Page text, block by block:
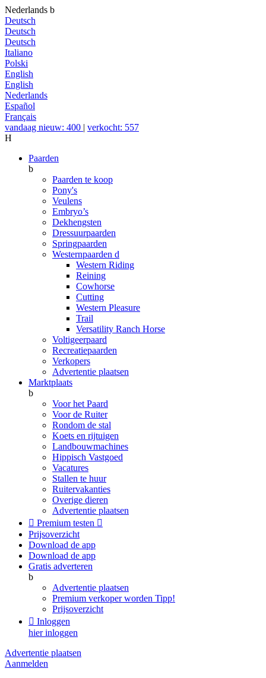
Nederlands b
Deutsch
Deutsch
Deutsch
Italiano
Polski
English
English
Nederlands
Español
Français
vandaag nieuw: 400 | verkocht: 557
H
Paarden
b
Paarden te koop
Pony's
Veulens
Embryo’s
Dekhengsten
Dressuurpaarden
Springpaarden
Westernpaarden d
Western Riding
Reining
Cowhorse
Cutting
Western Pleasure
Trail
Versatility Ranch Horse
Voltigeerpaard
Recreatiepaarden
Verkopers
Advertentie plaatsen
Marktplaats
b
Voor het Paard
Voor de Ruiter
Rondom de stal
Koets en rijtuigen
Landbouwmachines
Hippisch Vastgoed
Vacatures
Stallen te huur
Ruitervakanties
Overige dieren
Advertentie plaatsen
 Premium testen 
Prijsoverzicht
Download de app
Download de app
Gratis adverteren
b
Advertentie plaatsen
Premium verkoper worden Tipp!
Prijsoverzicht
 Inloggen
hier inloggen
Advertentie plaatsen
Aanmelden